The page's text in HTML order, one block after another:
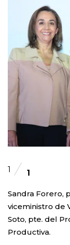
1 1
Sandra Forero,
viceministro de
Soto, pte. del
Productiva.